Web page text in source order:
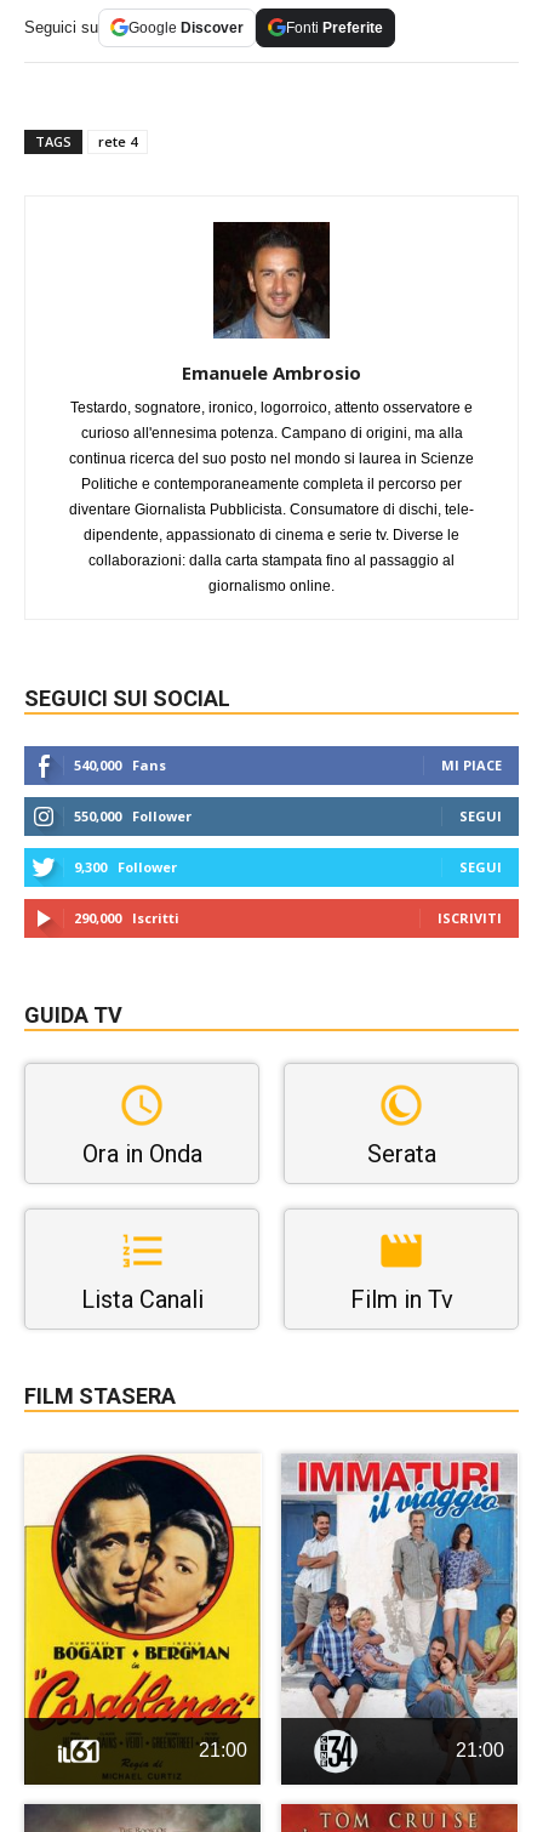
Seguici su Google Discover Fonti Preferite
TAGS rete 4
Emanuele Ambrosio
Testardo, sognatore, ironico, logorroico, attento osservatore e
curioso all'ennesima potenza. Campano di origini, ma alla
continua ricerca del suo posto nel mondo si laurea in Scienze
Politiche e contemporaneamente completa il percorso per
diventare Giornalista Pubblicista. Consumatore di dischi, tele-
dipendente, appassionato di cinema e serie tv. Diverse le
collaborazioni: dalla carta stampata fino al passaggio al
giornalismo online.
SEGUICI SUI SOCIAL
540,000 Fans MI PIACE
550,000 Follower SEGUI
9,300 Follower SEGUI
290,000 Iscritti ISCRIVITI
GUIDA TV
Ora in Onda Serata
Lista Canali Film in Tv
FILM STASERA
21:00 21:00